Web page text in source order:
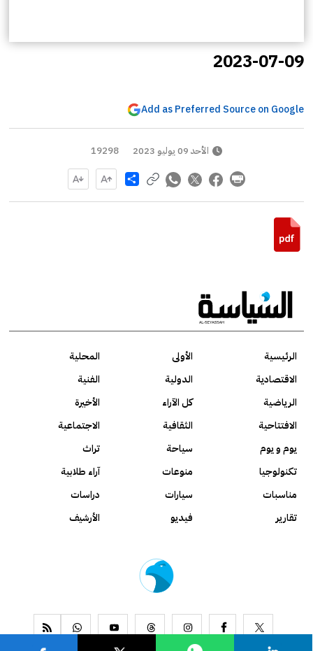
2023-07-09
Add as Preferred Source on Google
الأحد 09 يوليو 2023 19298
Share
الرئيسية الأولى
المحلية
الاقتصادية
الدولية
الفنية
الرياضية
كل الآراء
الأخيرة
الافتتاحية
الثقافية
الاجتماعية
يوم و يوم
سياحة
تراث
تكنولوجيا
منوعات
آراء طلابية
مناسبات
سيارات
دراسات
تقارير
فيديو الأرشيف